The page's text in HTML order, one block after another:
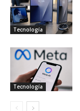
Tecnología
Tecnología